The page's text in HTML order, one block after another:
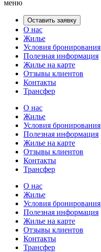
меню
Оставить заявку
О нас
Жилье
Условия бронирования
Полезная информация
Жилье на карте
Отзывы клиентов
Контакты
Трансфер
О нас
Жилье
Условия бронирования
Полезная информация
Жилье на карте
Отзывы клиентов
Контакты
Трансфер
О нас
Жилье
Условия бронирования
Полезная информация
Жилье на карте
Отзывы клиентов
Контакты
Трансфер